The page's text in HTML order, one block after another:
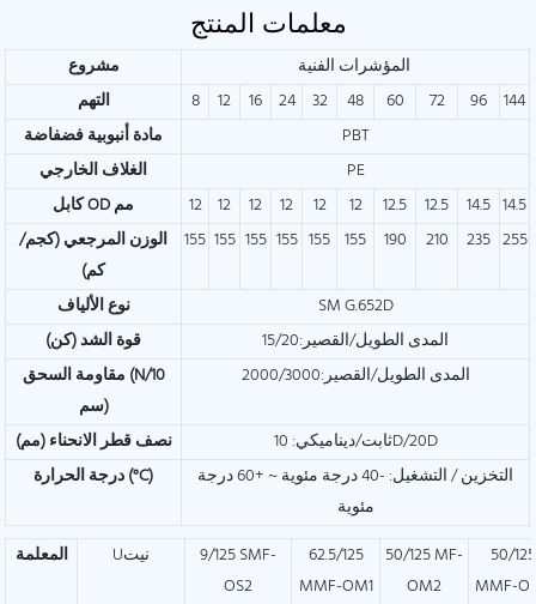
معلمات المنتج
مشروع
التهم
8 12 16 24 32 48 60 72 96
144
مادة أنبوبية فضفاضة
PBT
الغلاف الخارجي
PE
كابل OD مم
12 12 12 12 12 12 12.5 12.5 14.5 14.5
الوزن المرجعي (كجم/
كم)
155 155 155 155 155 155 190 210 235 255
نوع الألياف
SM G.652D
قوة الشد (كن)
المدى الطويل/القصير:15/20
مقاومة السحق (N/10
سم)
المدى الطويل/القصير:2000/3000
نصف قطر الانحناء (مم)
ثابت/ديناميكي: 10D/20D
درجة الحرارة (°C)
التخزين / التشغيل: -40 درجة مئوية ~ +60 درجة
مئوية
المعلمة
Uنيت
9/125 SMF-
OS2
62.5/125
MMF-OM1
50/125 MF-
OM2
50/125
MMF-